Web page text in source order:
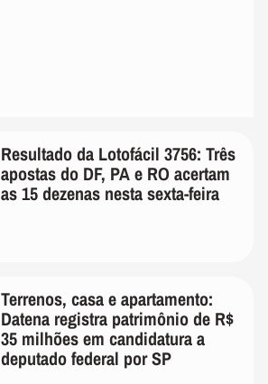
Resultado da Lotofácil 3756: Três
apostas do DF, PA e RO acertam
as 15 dezenas nesta sexta-feira
Terrenos, casa e apartamento:
Datena registra patrimônio de R$
35 milhões em candidatura a
deputado federal por SP